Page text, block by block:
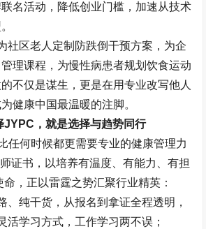
名活动，降低创业门槛，加速从技术
社区老人定制防跌倒干预方案，为企
理课程，为慢性病患者规划饮食运动
不仅是谋生，更是在用专业改写他人
健康中国最温暖的注脚。
JYPC ，就是选择与趋势同行
任何时候都更需要专业的健康管理力
证书，以培养有温度、有能力、有担
，正以雷霆之势汇聚行业精英：
、纯干货 ，从报名到拿证全程透明，
活学习方式，工作学习两不误；